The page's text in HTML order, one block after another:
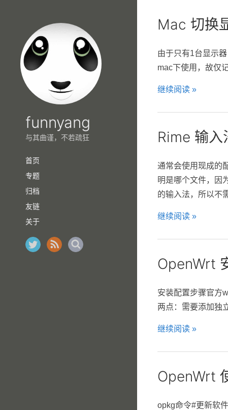
funnyang
与其曲谨，不若疏狂
首页
专题
归档
友链
关于
Mac 切换
由于只有1台显示
mac下使用，故仅
继续阅读 »
Rime 输入
通常会使用现成的
明是哪个文件，因
的输入法，所以不
继续阅读 »
OpenWrt
安装配置步骤官方
两点：需要添加独
继续阅读 »
OpenWrt
opkg命令#更新软